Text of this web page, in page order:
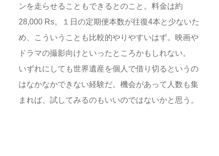
ンを走らせることもできるとのこと。料金は約
28,000 Rs。１日の定期便本数が往復4本と少ないた
め、こういうことも比較的やりやすいはず。映画や
ドラマの撮影向けといったところかもしれない。
いずれにしても世界遺産を個人で借り切るというの
はなかなかできない経験だ。機会があって人数も集
まれば、試してみるのもいいのではないかと思う。